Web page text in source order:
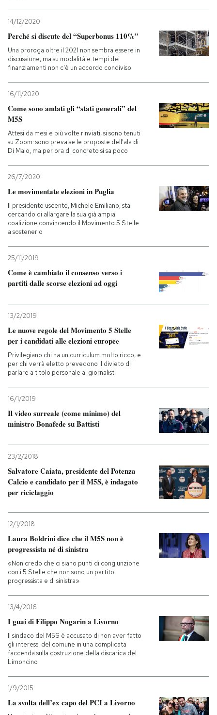
AREA PERSONALE
14/12/2020
Perché si discute del “Superbonus 110%”
Una proroga oltre il 2021 non sembra essere in
discussione, ma su modalità e tempi dei
finanziamenti non c'è un accordo condiviso
16/11/2020
Come sono andati gli “stati generali” del
M5S
Attesi da mesi e più volte rinviati, si sono tenuti
su Zoom: sono prevalse le proposte dell'ala di
Di Maio, ma per ora di concreto si sa poco
26/7/2020
Le movimentate elezioni in Puglia
Il presidente uscente, Michele Emiliano, sta
cercando di allargare la sua già ampia
coalizione convincendo il Movimento 5 Stelle
a sostenerlo
25/11/2019
Come è cambiato il consenso verso i
partiti dalle scorse elezioni ad oggi
13/2/2019
Le nuove regole del Movimento 5 Stelle
per i candidati alle elezioni europee
Privilegiano chi ha un curriculum molto ricco, e
per chi verrà eletto prevedono il divieto di
parlare a titolo personale ai giornalisti
16/1/2019
Il video surreale (come minimo) del
ministro Bonafede su Battisti
23/2/2018
Salvatore Caiata, presidente del Potenza
Calcio e candidato per il M5S, è indagato
per riciclaggio
12/1/2018
Laura Boldrini dice che il M5S non è
progressista né di sinistra
«Non credo che ci siano punti di congiunzione
con i 5 Stelle che non sono un partito
progressista e di sinistra»
13/4/2016
I guai di Filippo Nogarin a Livorno
Il sindaco del M5S è accusato di non aver fatto
gli interessi del comune in una complicata
faccenda sulla costruzione della discarica del
Limoncino
1/9/2015
La svolta dell’ex capo del PCI a Livorno